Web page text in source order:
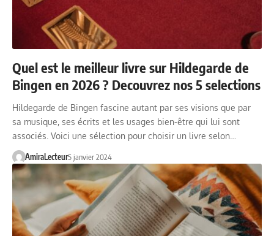
Quel est le meilleur livre sur Hildegarde de
Bingen en 2026 ? Decouvrez nos 5 selections
Hildegarde de Bingen fascine autant par ses visions que par
sa musique, ses écrits et les usages bien-être qui lui sont
associés. Voici une sélection pour choisir un livre selon…
AmiraLecteur5 janvier 2024